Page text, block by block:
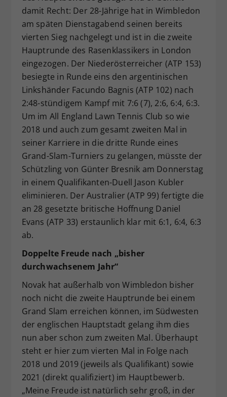
damit Recht: Der 28-Jährige hat in Wimbledon
am späten Dienstagabend seinen bereits
vierten Sieg nachgelegt und ist in die zweite
Hauptrunde des Rasenklassikers in London
eingezogen. Der Niederösterreicher (ATP 153)
besiegte in Runde eins den argentinischen
Linkshänder Facundo Bagnis (ATP 102) nach
2:48-stündigem Kampf mit 7:6 (7), 2:6, 6:4, 6:3.
Um im All England Lawn Tennis Club so wie
2018 und auch zum gesamt zweiten Mal in
seiner Karriere in die dritte Runde eines
Grand-Slam-Turniers zu gelangen, müsste der
Schützling von Günter Bresnik am Donnerstag
in einem Qualifikanten-Duell Jason Kubler
eliminieren. Der Australier (ATP 99) fertigte die
an 28 gesetzte britische Hoffnung Daniel
Evans (ATP 33) erstaunlich klar mit 6:1, 6:4, 6:3
ab.
Doppelte Freude nach „bisher
durchwachsenem Jahr“
Novak hat außerhalb von Wimbledon bisher
noch nicht die zweite Hauptrunde bei einem
Grand Slam erreichen können, im Südwesten
der englischen Hauptstadt gelang ihm dies
nun aber schon zum zweiten Mal. Überhaupt
steht er hier zum vierten Mal in Folge nach
2018 und 2019 (jeweils als Qualifikant) sowie
2021 (direkt qualifiziert) im Hauptbewerb.
„Meine Freude ist natürlich sehr groß, in der
Zweck
Dieser Wert speichert Ihre Consent-
Einstellungen. Unter anderem eine
zufällig generierte ID, für die
historische Speicherung Ihrer
Webseiten-Betreiber dies eingestellt
hat.